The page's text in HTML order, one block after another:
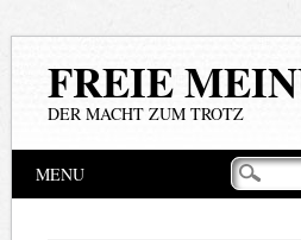
FREIE
DER MACHT ZUM TROTZ
Hauptmenü
Inhalt
MENU